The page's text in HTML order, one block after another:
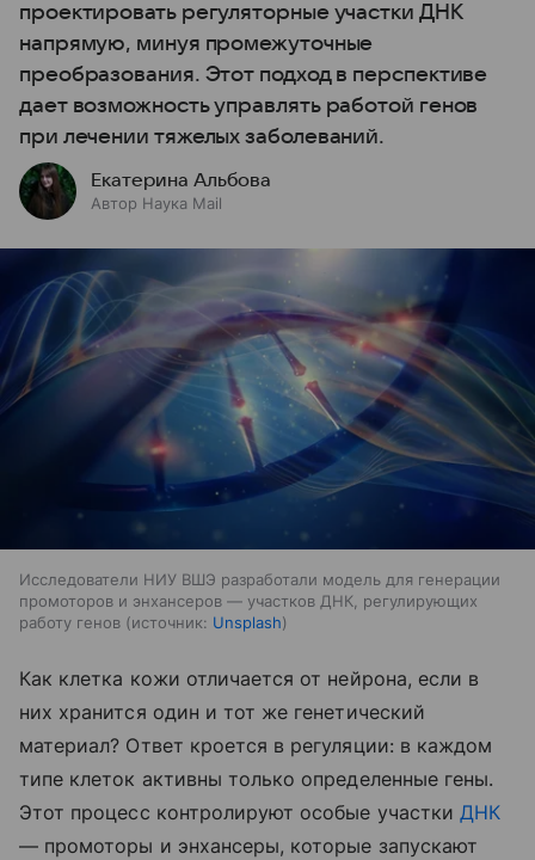
проектировать регуляторные участки ДНК
напрямую, минуя промежуточные
преобразования. Этот подход в перспективе
дает возможность управлять работой генов
при лечении тяжелых заболеваний.
Екатерина Альбова
Автор Наука Mail
Исследователи НИУ ВШЭ разработали модель для генерации
промоторов и энхансеров — участков ДНК, регулирующих
работу генов
источник: Unsplash
Как клетка кожи отличается от нейрона, если в
них хранится один и тот же генетический
материал? Ответ кроется в регуляции: в каждом
типе клеток активны только определенные гены.
Этот процесс контролируют особые участки ДНК
— промоторы и энхансеры, которые запускают